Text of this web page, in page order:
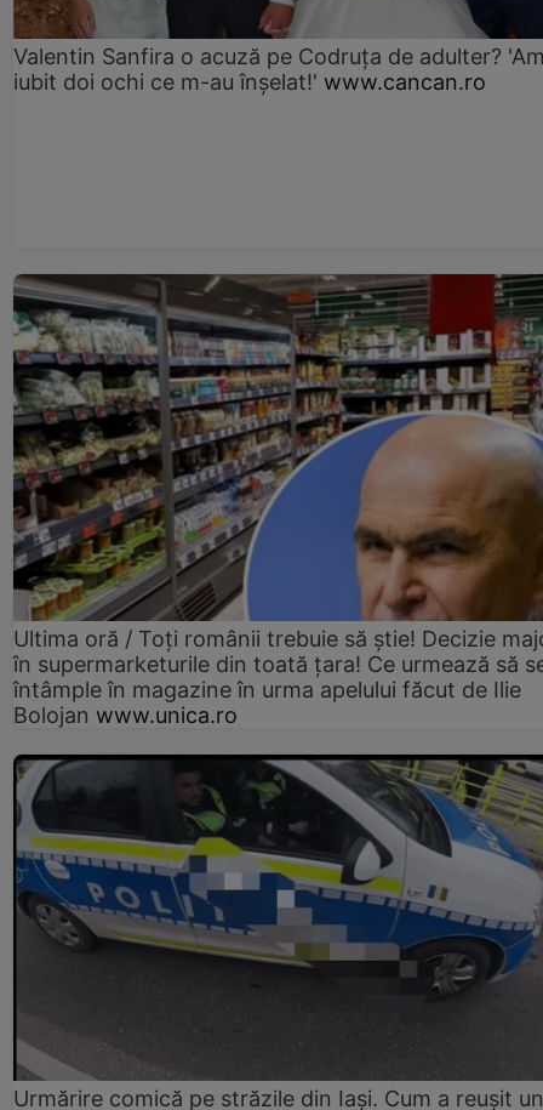
Valentin Sanfira o acuză pe Codruța de adulter?
iubit doi ochi ce m-au înșelat!' www.cancan.ro
Ultima oră / Toți românii trebuie să știe! Decizie
în supermarketurile din toată țara! Ce urmează să
întâmple în magazine în urma apelului făcut de Ilie
Bolojan www.unica.ro
Urmărire comică pe străzile din Iași. Cum a reușit un